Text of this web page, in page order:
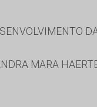
MARA